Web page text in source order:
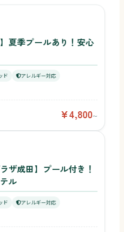
夏季プールあり！安心
ド
アレルギー対応
¥4,800〜
ザ成田】プール付き！
ル
ド
アレルギー対応